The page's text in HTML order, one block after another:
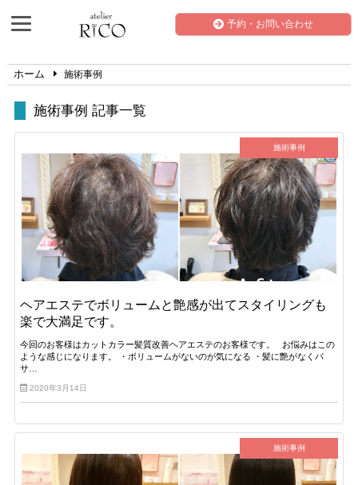
予約・お問い合わせ
ホーム 施術事例
施術事例 記事一覧
施術事例
ヘアエステでボリュームと艶感が出てスタイリングも
楽で大満足です。
今回のお客様はカットカラー髪質改善ヘアエステのお客様です。 お悩みはこの
ような感じになります。 ・ボリュームがないのが気になる ・髪に艶がなくパ
サ…
2020年3月14日
施術事例